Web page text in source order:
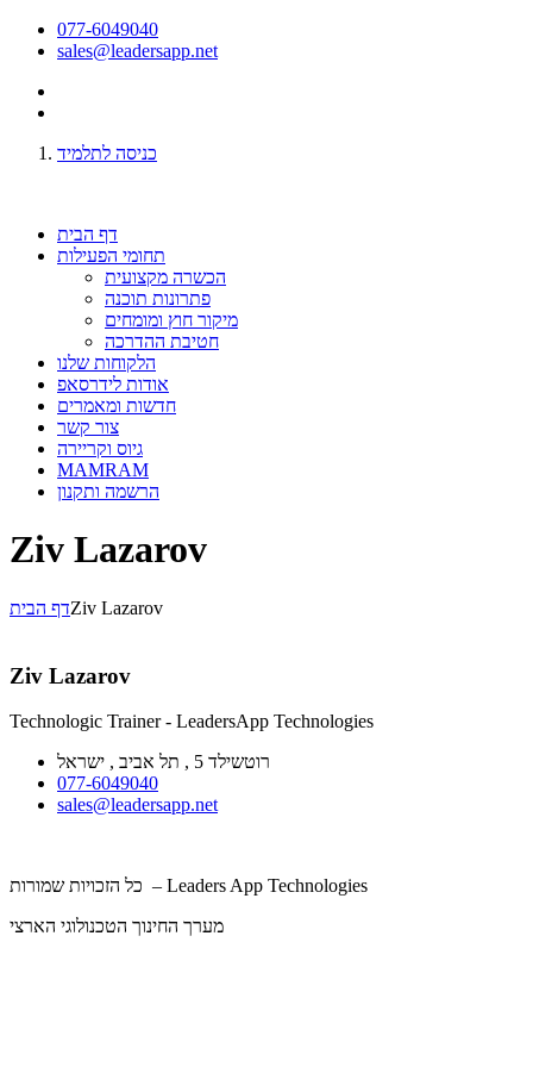
077-6049040
sales@leadersapp.net
כניסה לתלמיד
דף הבית
תחומי הפעילות
הכשרה מקצועית
פתרונות תוכנה
מיקור חוץ ומומחים
חטיבת ההדרכה
הלקוחות שלנו
אודות לידרסאפ
חדשות ומאמרים
צור קשר
גיוס וקריירה
MAMRAM
הרשמה ותקנון
Ziv Lazarov
דף הביתZiv Lazarov
Ziv Lazarov
Technologic Trainer - LeadersApp Technologies
רוטשילד 5 , תל אביב , ישראל
077-6049040
sales@leadersapp.net
כל הזכויות שמורות – Leaders App Technologies
מערך החינוך הטכנולוגי הארצי